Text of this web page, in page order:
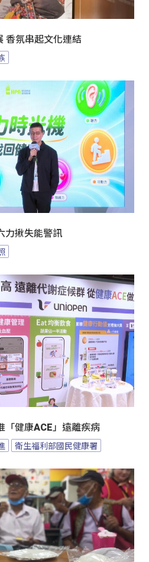
香氛串起文化連結
力揪失能警訊
「健康ACE」遠離疾病
衛生福利部國民健康署